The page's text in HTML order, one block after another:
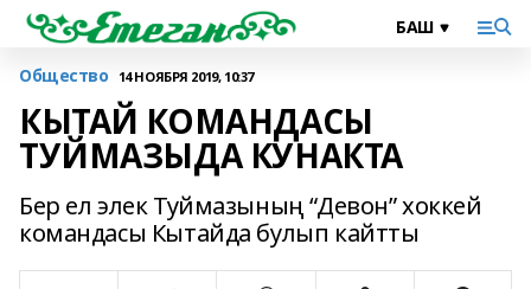
Общество 14 НОЯБРЯ 2019, 10:37
КЫТАЙ КОМАНДАСЫ
ТУЙМАЗЫДА КУНАКТА
Бер ел элек Туймазының “Девон” хоккей
командасы Кытайда булып кайтты